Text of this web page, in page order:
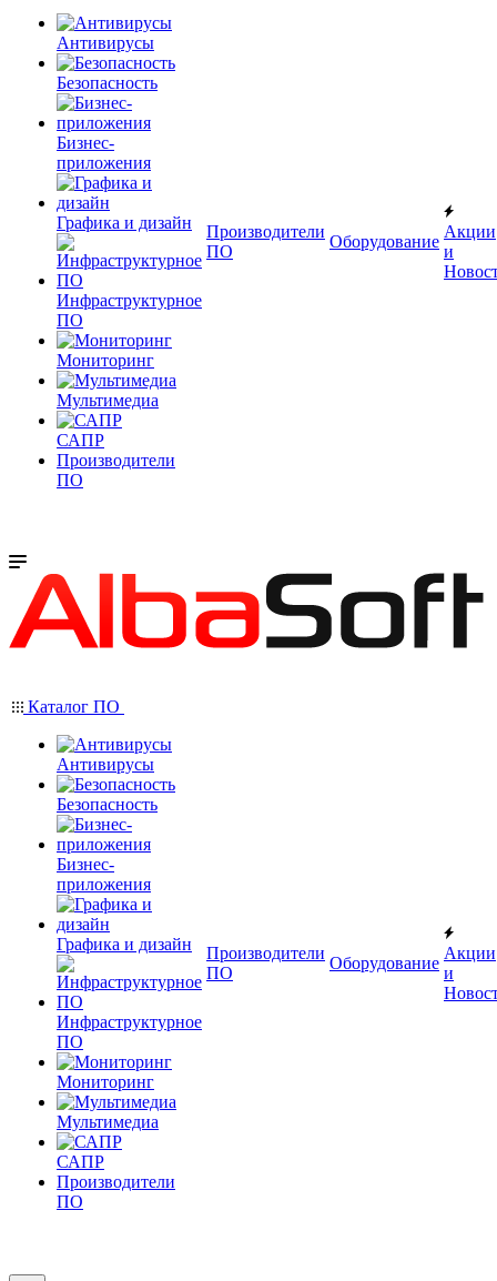
Антивирусы
Безопасность
Бизнес-
приложения
Графика и дизайн
Инфраструктурное
ПО
Мониторинг
Мультимедиа
САПР
Производители
ПО
Производители
ПО
Оборудование
Акции
и
Каталог ПО
Антивирусы
Безопасность
Бизнес-
приложения
Графика и дизайн
Инфраструктурное
ПО
Мониторинг
Мультимедиа
САПР
Производители
ПО
Производители
ПО
Оборудование
Акции
и